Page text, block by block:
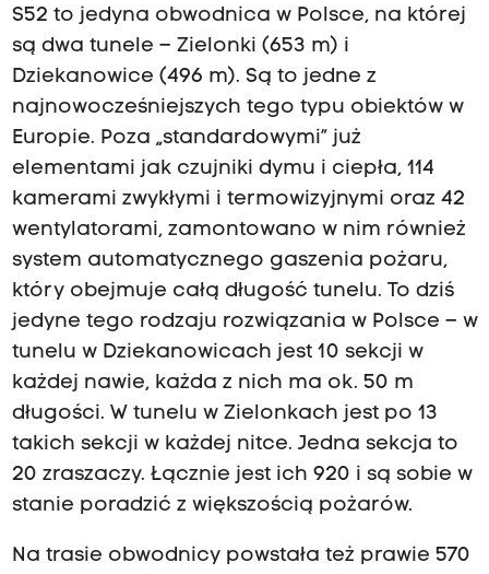
S52 to jedyna obwodnica w Polsce, na której
są dwa tunele – Zielonki (653 m) i
Dziekanowice (496 m). Są to jedne z
najnowocześniejszych tego typu obiektów w
Europie. Poza „standardowymi” już
elementami jak czujniki dymu i ciepła, 114
kamerami zwykłymi i termowizyjnymi oraz 42
wentylatorami, zamontowano w nim również
system automatycznego gaszenia pożaru,
który obejmuje całą długość tunelu. To dziś
jedyne tego rodzaju rozwiązania w Polsce – w
tunelu w Dziekanowicach jest 10 sekcji w
każdej nawie, każda z nich ma ok. 50 m
długości. W tunelu w Zielonkach jest po 13
takich sekcji w każdej nitce. Jedna sekcja to
20 zraszaczy. Łącznie jest ich 920 i są sobie w
stanie poradzić z większością pożarów.
Na trasie obwodnicy powstała też prawie 570